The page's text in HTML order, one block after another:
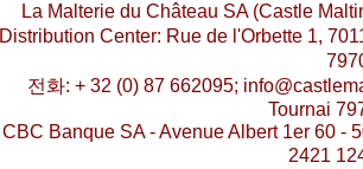
La Malterie du Château SA (Castle
Distribution Center: Rue de l'Orbette 1,
전화: + 32 (0) 87 662095;
Tournai
CBC Banque SA - Avenue Albert 1er 60 -
2421